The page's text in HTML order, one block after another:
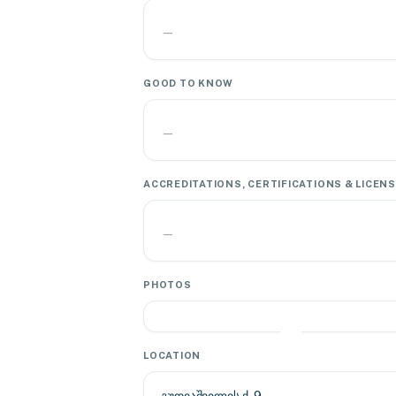
—
GOOD TO KNOW
—
ACCREDITATIONS, CERTIFICATIONS &
—
PHOTOS
LOCATION